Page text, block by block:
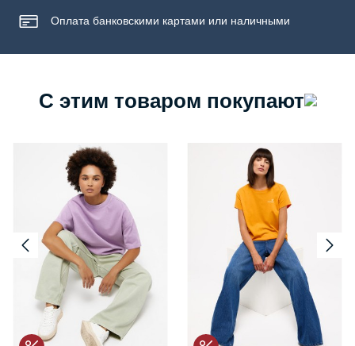
Оплата банковскими картами или наличными
С этим товаром покупают